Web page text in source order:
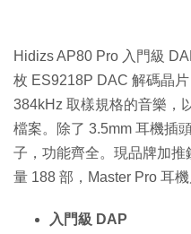
Hidizs AP80 Pro 入門級
枚 ES9218P DAC 解碼晶
384kHz 取樣規格的音樂，
檔案。除了 3.5mm 耳機插
子，功能齊全。現品牌加
量 188 部，Master Pro 耳
入門級 DAP